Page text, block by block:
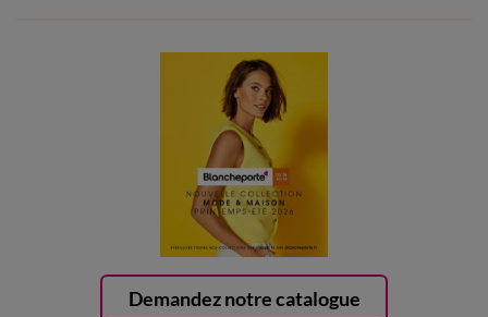
Demandez notre catalogue